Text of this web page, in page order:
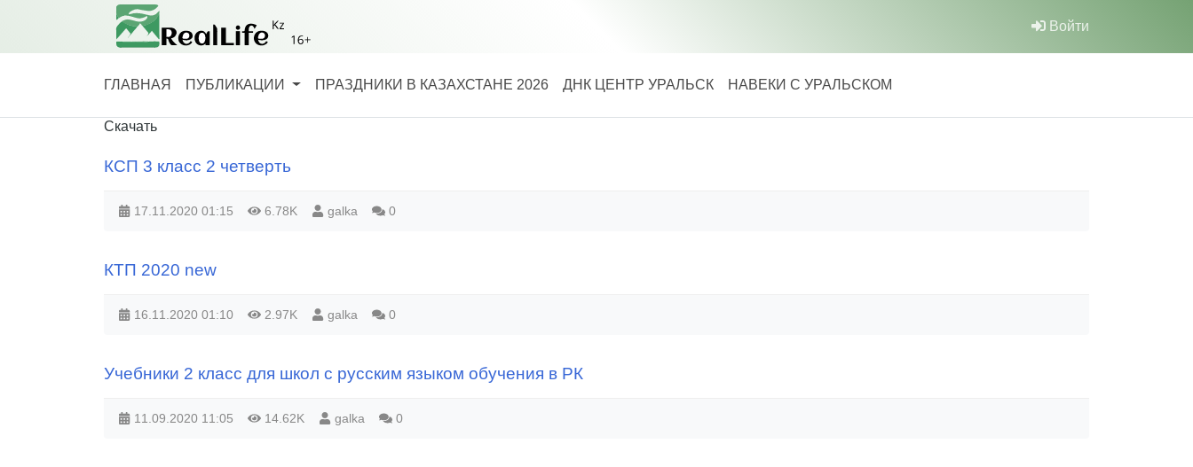
Войти
ГЛАВНАЯ ПУБЛИКАЦИИ ПРАЗДНИКИ В КАЗАХСТАНЕ 2026 ДНК ЦЕНТР УРАЛЬСК НАВЕКИ С УРАЛЬСКОМ
Скачать
КСП 3 класс 2 четверть
17.11.2020 01:15 6.78K galka 0
КТП 2020 new
16.11.2020 01:10 2.97K galka 0
Учебники 2 класс для школ с русским языком обучения в РК
11.09.2020 11:05 14.62K galka 0